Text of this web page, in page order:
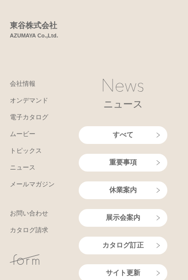
東谷株式会社
AZUMAYA Co.,Ltd.
会社情報
オンデマンド
電子カタログ
ムービー
トピックス
ニュース
メールマガジン
お問い合わせ
カタログ請求
ニュース
すべて
重要事項
休業案内
展示会案内
カタログ訂正
サイト更新